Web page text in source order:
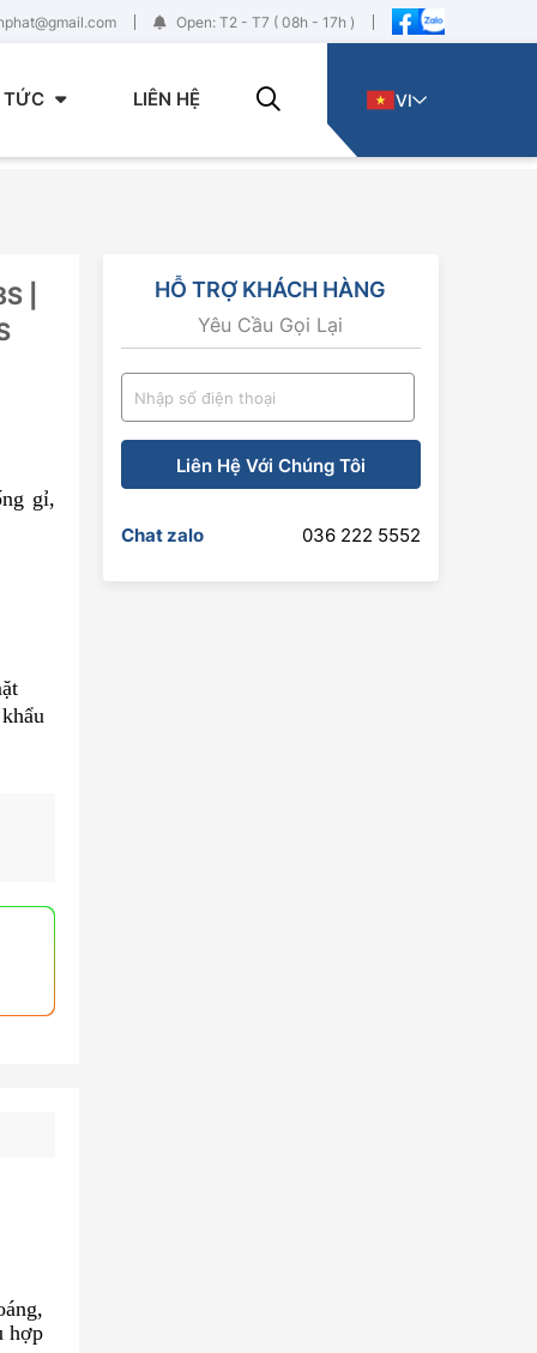
Open: T2 - T7 ( 08h - 17h )
TỨC LIÊN HỆ VI
|
gỉ,
hợp
HỖ TRỢ KHÁCH HÀNG
Yêu Cầu Gọi Lại
Liên Hệ Với Chúng Tôi
Chat zalo 036 222 5552